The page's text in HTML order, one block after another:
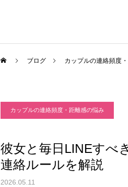
ブランディングサポート
マーケティングサポート
ブログ カップルの連絡頻度
カップルの連絡頻度・距離感の悩み
彼女と毎日LINEすべ
連絡ルールを解説
2026.05.11